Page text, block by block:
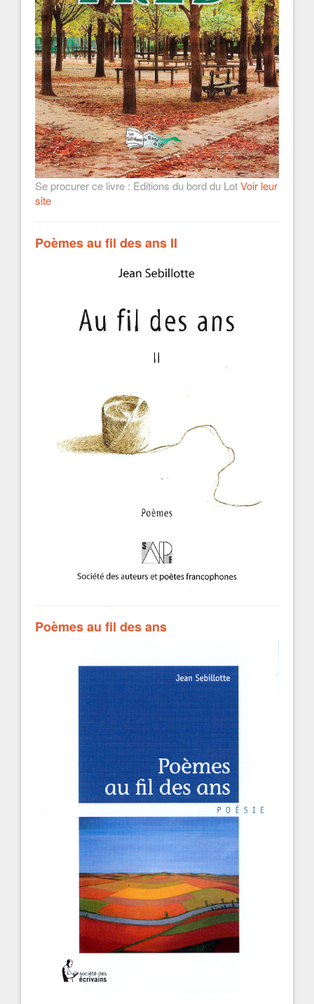
Se procurer ce livre : Editions du bord du LotVoir leur
site
Poèmes au fil des ans II
Poèmes au fil des ans